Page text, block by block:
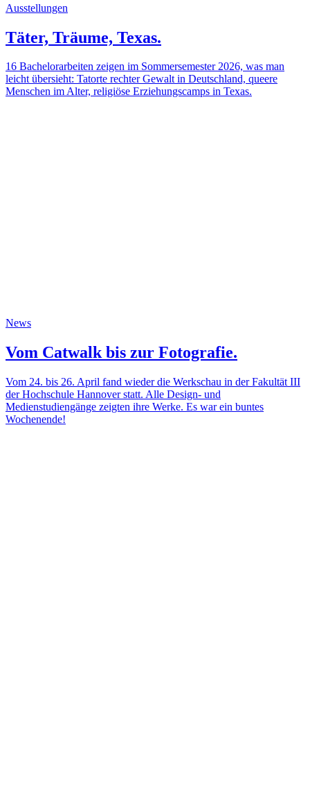
Ausstellungen
Täter, Träume, Texas.
16 Bachelorarbeiten zeigen im Sommersemester 2026, was man
leicht übersieht: Tatorte rechter Gewalt in Deutschland, queere
Menschen im Alter, religiöse Erziehungscamps in Texas.
News
Vom Catwalk bis zur Fotografie.
Vom 24. bis 26. April fand wieder die Werkschau in der Fakultät III
der Hochschule Hannover statt. Alle Design- und
Medienstudiengänge zeigten ihre Werke. Es war ein buntes
Wochenende!